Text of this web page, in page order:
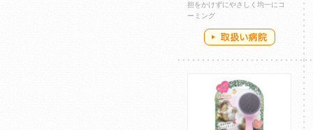
担をかけずにやさしく均一にコ
ーミング